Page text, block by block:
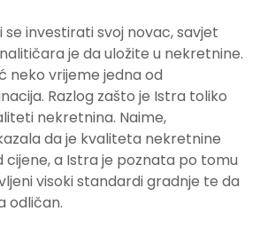
investirati svoj novac, savjet
je da uložite u nekretnine.
neko vrijeme jedna od
Razlog zašto je Istra toliko
nekretnina. Naime,
da je kvaliteta nekretnine
cijene, a Istra je poznata po tomu
visoki standardi gradnje te da
odličan.